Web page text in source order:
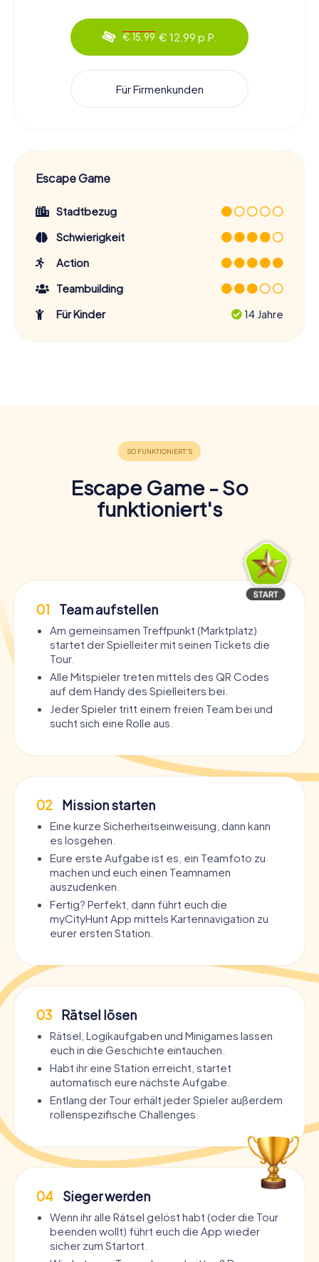
€ 15,99 € 12,99 p.P.
Für Firmenkunden
Escape Game
Stadtbezug
Schwierigkeit
Action
Teambuilding
Für Kinder
14 Jahre
Escape Game - So
funktioniert's
01 Team aufstellen
Am gemeinsamen Treffpunkt (Marktplatz)
startet der Spielleiter mit seinen Tickets die
Tour.
Alle Mitspieler treten mittels des QR Codes
auf dem Handy des Spielleiters bei.
Jeder Spieler tritt einem freien Team bei und
sucht sich eine Rolle aus.
02 Mission starten
Eine kurze Sicherheitseinweisung, dann kann
es losgehen.
Eure erste Aufgabe ist es, ein Teamfoto zu
machen und euch einen Teamnamen
auszudenken.
Fertig? Perfekt, dann führt euch die
myCityHunt App mittels Kartennavigation zu
eurer ersten Station.
03 Rätsel lösen
Rätsel, Logikaufgaben und Minigames lassen
euch in die Geschichte eintauchen.
Habt ihr eine Station erreicht, startet
automatisch eure nächste Aufgabe.
Entlang der Tour erhält jeder Spieler außerdem
rollenspezifische Challenges.
04 Sieger werden
Wenn ihr alle Rätsel gelöst habt (oder die Tour
beenden wollt) führt euch die App wieder
sicher zum Startort.